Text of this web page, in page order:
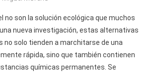
no son la solución ecológica que muchos
nueva investigación, estas alternativas
no solo tienden a marchitarse de una
rápida, sino que también contienen
químicas permanentes. Se